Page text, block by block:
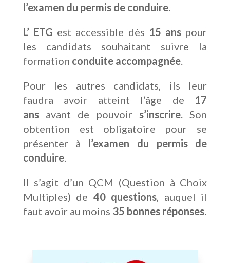
l’examen du permis de conduire.
L’ ETG est accessible dès 15 ans pour
les candidats souhaitant suivre la
formation conduite accompagnée.
Pour les autres candidats, ils leur
faudra avoir atteint l’âge de 17
ansavant de pouvoir s’inscrire. Son
obtention est obligatoire pour se
présenter à l’examen du permis de
conduire.
Il s’agit d’un QCM (Question à Choix
Multiples) de 40 questions, auquel il
faut avoir au moins 35 bonnes réponses.